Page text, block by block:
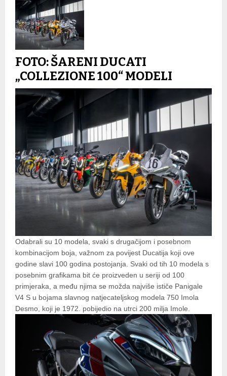
FOTO: ŠARENI DUCATI
„COLLEZIONE 100“ MODELI
Odabrali su 10 modela, svaki s drugačijom i posebnom
kombinacijom boja, važnom za povijest Ducatija koji ove
godine slavi 100 godina postojanja. Svaki od tih 10 modela s
posebnim grafikama bit će proizveden u seriji od 100
primjeraka, a među njima se možda najviše ističe Panigale
V4 S u bojama slavnog natjecateljskog modela 750 Imola
Desmo, koji je 1972. pobijedio na utrci 200 milja Imole.